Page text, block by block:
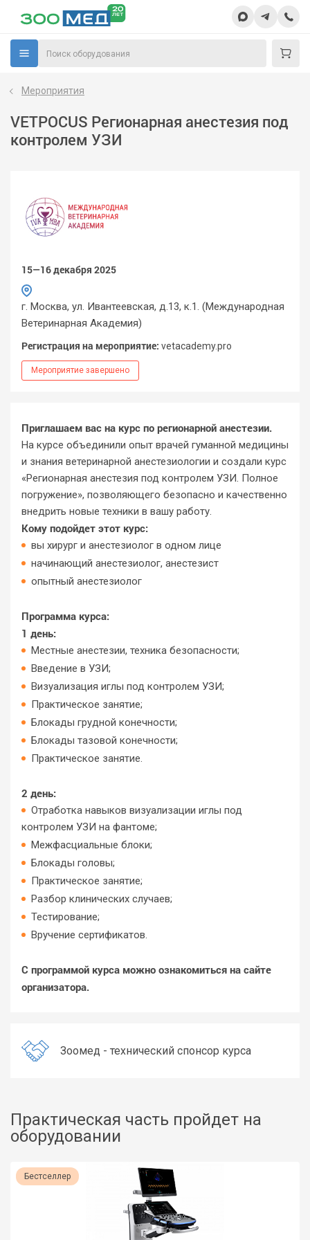
Мероприятия
VETPOCUS Регионарная анестезия под
контролем УЗИ
15—16 декабря 2025
г. Москва, ул. Ивантеевская, д.13, к.1. (Международная
Ветеринарная Академия)
Регистрация на мероприятие: vetacademy.pro
Мероприятие завершено
Приглашаем вас на курс по регионарной анестезии.
На курсе объединили опыт врачей гуманной медицины
и знания ветеринарной анестезиологии и создали курс
«Регионарная анестезия под контролем УЗИ. Полное
погружение», позволяющего безопасно и качественно
внедрить новые техники в вашу работу.
Кому подойдет этот курс:
вы хирург и анестезиолог в одном лице
начинающий анестезиолог, анестезист
опытный анестезиолог
Программа курса:
1 день:
Местные анестезии, техника безопасности;
Введение в УЗИ;
Визуализация иглы под контролем УЗИ;
Практическое занятие;
Блокады грудной конечности;
Блокады тазовой конечности;
Практическое занятие.
2 день:
Отработка навыков визуализации иглы под
контролем УЗИ на фантоме;
Межфасциальные блоки;
Блокады головы;
Практическое занятие;
Разбор клинических случаев;
Тестирование;
Вручение сертификатов.
С программой курса можно ознакомиться на сайте
организатора.
Зоомед - технический спонсор курса
Практическая часть пройдет на
оборудовании
Бестселлер